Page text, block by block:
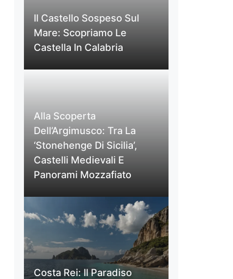
Il Castello Sospeso Sul
Mare: Scopriamo Le
Castella In Calabria
Alla Scoperta
Dell’Argimusco: Tra La
‘Stonehenge Di Sicilia’,
Castelli Medievali E
Panorami Mozzafiato
Costa Rei: Il Paradiso